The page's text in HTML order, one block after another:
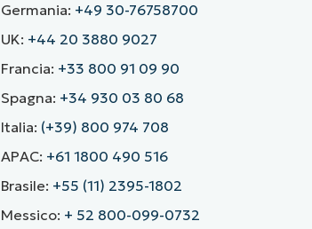
Germania: +49 30-76758700
UK: +44 20 3880 9027
Francia: +33 800 91 09 90
Spagna: +34 930 03 80 68
Italia: (+39) 800 974 708
APAC: +61 1800 490 516
Brasile: +55 (11) 2395-1802
Messico: + 52 800-099-0732